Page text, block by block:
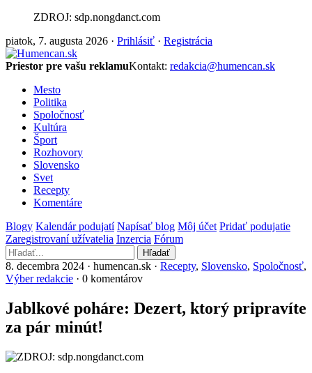
ZDROJ: sdp.nongdanct.com
piatok, 7. augusta 2026 · Prihlásiť · Registrácia
Priestor pre vašu reklamuKontakt: redakcia@humencan.sk
Mesto
Politika
Spoločnosť
Kultúra
Šport
Rozhovory
Slovensko
Svet
Recepty
Komentáre
Blogy Kalendár podujatí Napísať blog Môj účet Pridať podujatie
Zaregistrovaní užívatelia Inzercia Fórum
Hľadať
8. decembra 2024 · humencan.sk · Recepty, Slovensko, Spoločnosť,
Výber redakcie · 0 komentárov
Jablkové poháre: Dezert, ktorý pripravíte
za pár minút!